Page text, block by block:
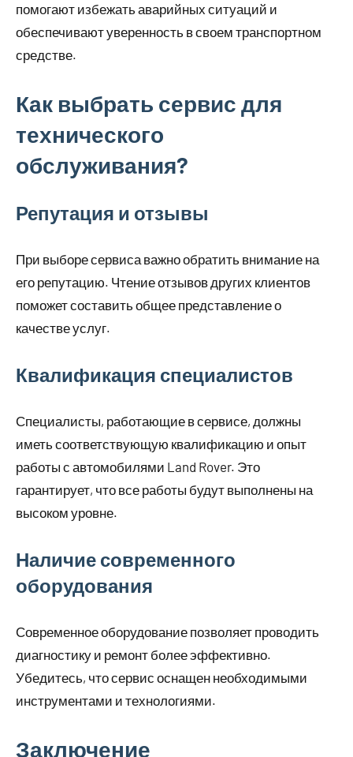
помогают избежать аварийных ситуаций и
обеспечивают уверенность в своем транспортном
средстве.
Как выбрать сервис для
технического
обслуживания?
Репутация и отзывы
При выборе сервиса важно обратить внимание на
его репутацию. Чтение отзывов других клиентов
поможет составить общее представление о
качестве услуг.
Квалификация специалистов
Специалисты, работающие в сервисе, должны
иметь соответствующую квалификацию и опыт
работы с автомобилями Land Rover. Это
гарантирует, что все работы будут выполнены на
высоком уровне.
Наличие современного
оборудования
Современное оборудование позволяет проводить
диагностику и ремонт более эффективно.
Убедитесь, что сервис оснащен необходимыми
инструментами и технологиями.
Заключение